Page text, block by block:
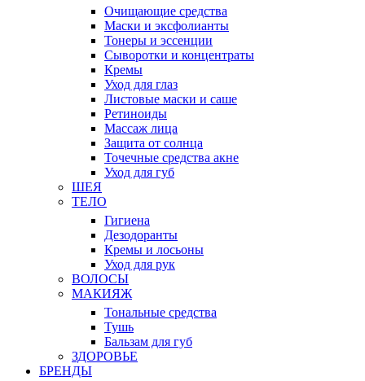
Очищающие средства
Маски и эксфолианты
Тонеры и эссенции
Сыворотки и концентраты
Кремы
Уход для глаз
Листовые маски и саше
Ретиноиды
Массаж лица
Защита от солнца
Точечные средства акне
Уход для губ
ШЕЯ
ТЕЛО
Гигиена
Дезодоранты
Кремы и лосьоны
Уход для рук
ВОЛОСЫ
МАКИЯЖ
Тональные средства
Тушь
Бальзам для губ
ЗДОРОВЬЕ
БРЕНДЫ